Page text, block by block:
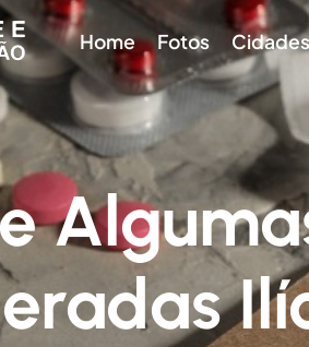
Home Fotos Cidades